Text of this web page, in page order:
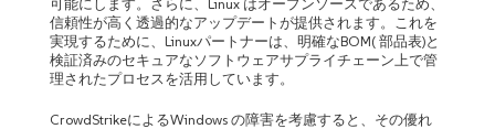
可能にします。さらに、Linux はオープンソースであるため、
信頼性が高く透過的なアップデートが提供されます。これを
実現するために、Linuxパートナーは、明確なBOM( 部品表)と
検証済みのセキュアなソフトウェアサプライチェーン上で管
理されたプロセスを活用しています。
CrowdStrikeによるWindows の障害を考慮すると、その優れ